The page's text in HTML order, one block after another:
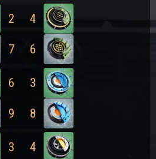
2 4
7 6
6 3
9 8
3 4